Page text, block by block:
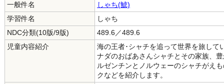
一般件名
しゃち(鯱)
学習件名
しゃち
NDC分類(10版/9版)
489.6／489.6
児童内容紹介
海の王者･シャチを追って世界を旅して
ナダのおばあさんシャチとその家族、
ルゼンチンとノルウェーのシャチがえ
クなどを紹介します。